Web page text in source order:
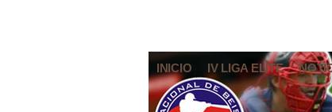
INICIO IV LIGA ELITE